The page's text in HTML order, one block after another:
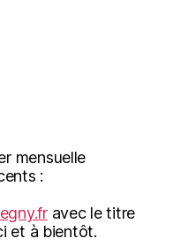
mensuelle
:
avec le titre
et à bientôt.